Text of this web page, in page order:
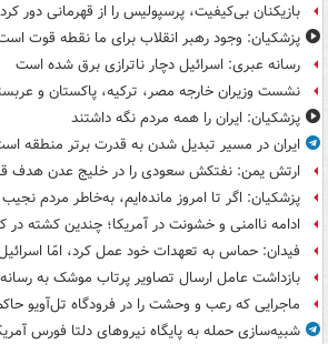
بازیکنان بی‌کیفیت، پرسپولیس را از قهرمانی دور
پزشکیان: وجود رهبر انقلاب برای ما نقطه قوت
رسانه عبری: اسرائیل دچار ناترازی برق شده است
نشست وزیران خارجه مصر، ترکیه، پاکستان و
پزشکیان: ایران را همه مردم نگه داشتند
ایران در مسیر تبدیل شدن به قدرت برتر منطقه
ارتش یمن: نفتکش سعودی را در خلیج عدن هدف
پزشکیان: اگر تا امروز مانده‌ایم، به‌خاطر مردم
ادامه ناامنی و خشونت در آمریکا؛ چندین کشته در
فیدان: حماس به تعهدات خود عمل کرد، امّا
بازداشت عامل ارسال تصاویر پرتاب موشک به
ماجرایی که رعب و وحشت را در فرودگاه تل‌آویو
شبیه‌سازی حمله به پایگاه نیروهای دلتا فورس